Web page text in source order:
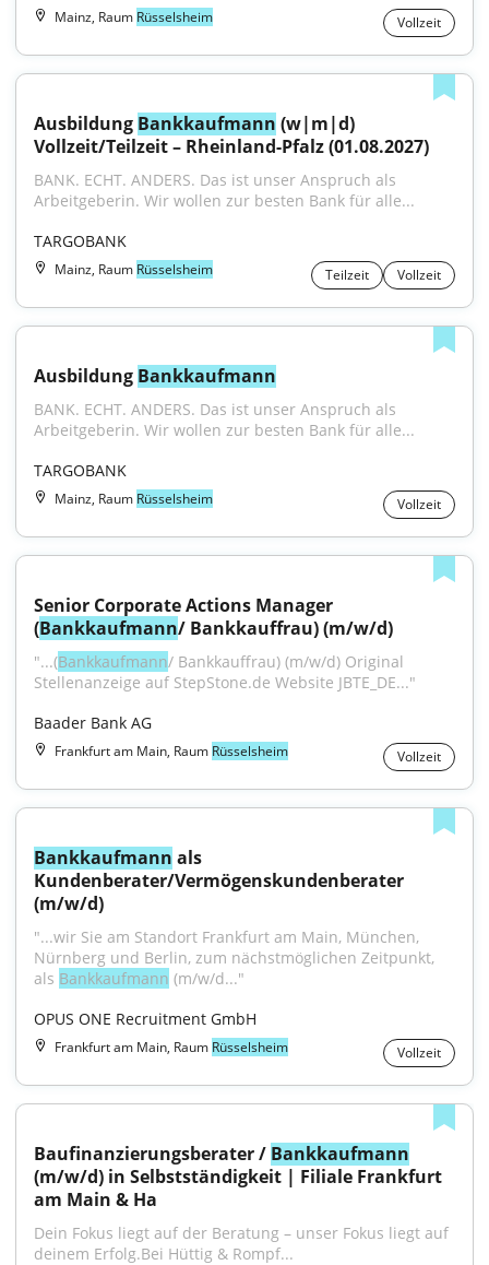
Mainz, Raum Rüsselsheim Vollzeit
Ausbildung Bankkaufmann (w|m|d)
Vollzeit/Teilzeit – Rheinland-Pfalz (01.08.2027)
BANK. ECHT. ANDERS. Das ist unser Anspruch als
Arbeitgeberin. Wir wollen zur besten Bank für alle...
TARGOBANK
Mainz, Raum Rüsselsheim Teilzeit Vollzeit
Ausbildung Bankkaufmann
BANK. ECHT. ANDERS. Das ist unser Anspruch als
Arbeitgeberin. Wir wollen zur besten Bank für alle...
TARGOBANK
Mainz, Raum Rüsselsheim Vollzeit
Senior Corporate Actions Manager
(Bankkaufmann/ Bankkauffrau) (m/w/d)
"...(Bankkaufmann/ Bankkauffrau) (m/w/d) Original
Stellenanzeige auf StepStone.de Website JBTE_DE..."
Baader Bank AG
Frankfurt am Main, Raum Rüsselsheim Vollzeit
Bankkaufmann als
Kundenberater/Vermögenskundenberater
(m/w/d)
"...wir Sie am Standort Frankfurt am Main, München,
Nürnberg und Berlin, zum nächstmöglichen Zeitpunkt,
als Bankkaufmann (m/w/d..."
OPUS ONE Recruitment GmbH
Frankfurt am Main, Raum Rüsselsheim Vollzeit
Baufinanzierungsberater / Bankkaufmann
(m/w/d) in Selbstständigkeit | Filiale Frankfurt
am Main & Ha
Dein Fokus liegt auf der Beratung – unser Fokus liegt auf
deinem Erfolg.Bei Hüttig & Rompf...